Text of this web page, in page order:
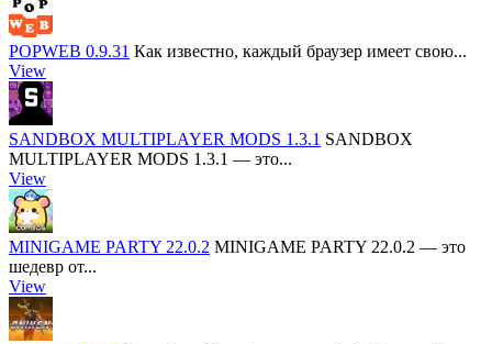
POPWEB 0.9.31 Как известно, каждый браузер имеет свою...
View
SANDBOX MULTIPLAYER MODS 1.3.1 SANDBOX
MULTIPLAYER MODS 1.3.1 — это...
View
MINIGAME PARTY 22.0.2 MINIGAME PARTY 22.0.2 — это
шедевр от...
View